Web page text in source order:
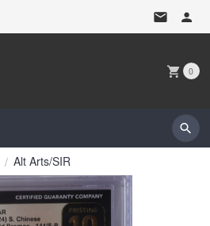
0
Alt Arts/SIR